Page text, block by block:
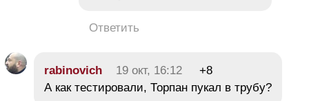
Ответить
rabinovich 19 окт, 16:12
+8
А как тестировали, Торпан пукал в трубу?